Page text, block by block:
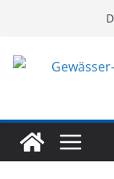
springen